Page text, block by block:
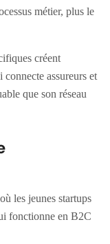
métier, plus le
créent
assureurs et
que son réseau
les jeunes startups
fonctionne en B2C